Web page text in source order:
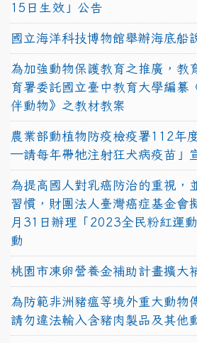
15日生效」公告
國立海洋科技博物館舉辦海底船
為加強動物保護教育之推廣，教
育署委託國立臺中教育大學編纂
伴動物》之教材教案
農業部動植物防疫檢疫署112年
—請每年帶牠注射狂犬病疫苗」
為提高國人對乳癌防治的重視，
習慣，財團法人臺灣癌症基金會
月31日辦理「2023全民粉紅運
動
桃園市凍卵營養金補助計畫擴大
為防範非洲豬瘟等境外重大動物
請勿違法輸入含豬肉製品及其他